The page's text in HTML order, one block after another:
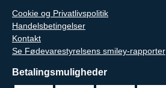
Cookie og Privatlivspolitik
Handelsbetingelser
Kontakt
Se Fødevarestyrelsens smiley-rapporter
Betalingsmuligheder